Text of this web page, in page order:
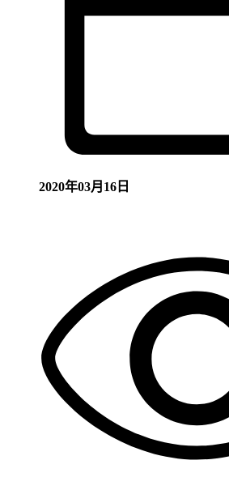
2020年03月16日